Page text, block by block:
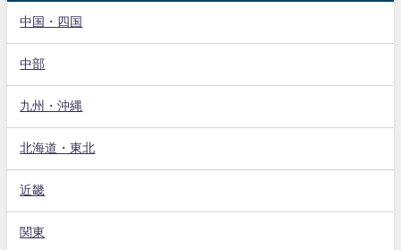
中国・四国
中部
九州・沖縄
北海道・東北
近畿
関東